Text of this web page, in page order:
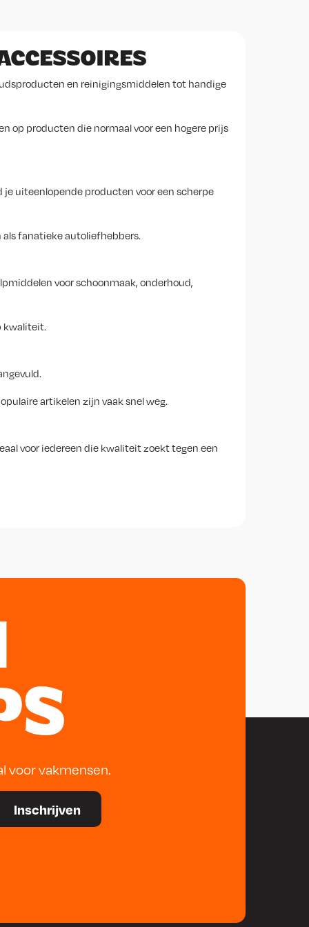
en reinigingsmiddelen tot handige
op producten die normaal voor een hogere prijs
uiteenlopende producten voor een scherpe
fanatieke autoliefhebbers.
voor schoonmaak, onderhoud,
kwaliteit.
artikelen zijn vaak snel weg.
voor iedereen die kwaliteit zoekt tegen een
voor vakmensen.